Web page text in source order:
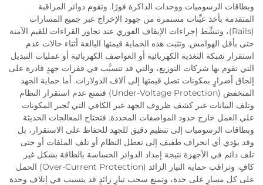
وبطاقات الرسوميات ووحدات الذاكرة فورًا. وتقوم دوائر المراقبة
المتقدمة بأخذ عيِّنات مستمرة من جهود الإخراج عبر جميع المسارات
(Rails)، وتنشِّط إجراءات الإيقاف الفوري عند تجاوز القراءات للقيم الآمنة
حتى بأقل الهوامش. وتثبت هذه الحماية قيمتها البالغة أثناء حالات عدم
استقرار شبكة التغذية الكهربائية أو العواصف الكهربائية أو عمليات التبديل
التي تقوم بها شركات التوزيع، والتي قد تتسبَّب في قفزات جهدٍ قادرة على
إلحاق أضرارٍ بمكونات تصل قيمتها إلى آلاف الدولارات. أما حماية الجهد
المنخفض (Under-Voltage Protection) فتمنع عدم استقرار النظام
وتلف البيانات عبر كشف ظروف الجهد غير الكافي التي تُجبر المكونات
على العمل خارج حدود المواصفات المحددة. فتحتاج المعالجات الحديثة
وبطاقات الرسوميات إلى تنظيم دقيق للجهد للحفاظ على الاستقرار، بل
وقد يؤدي أي انحراف طفيف إلى تعطل النظام أو تلف الملفات أو حتى
تلف دائم في الأجهزة نتيجة إمداد الدوائر الحساسة بالطاقة بشكل غير
كافٍ. وتراقب حماية التيار الزائد (Over-Current Protection) الحمل
على كل مسارٍ على حدة، وتمنع سحب تيارٍ زائدٍ قد يتسبب في إتلاف وحدة